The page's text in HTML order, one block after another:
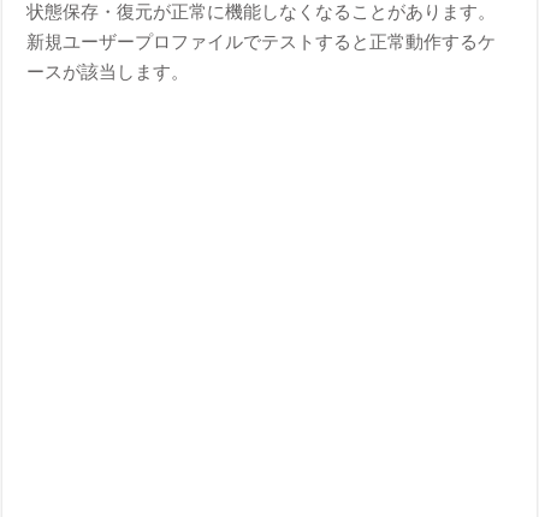
状態保存・復元が正常に機能しなくなることがあります。
新規ユーザープロファイルでテストすると正常動作するケ
ースが該当します。